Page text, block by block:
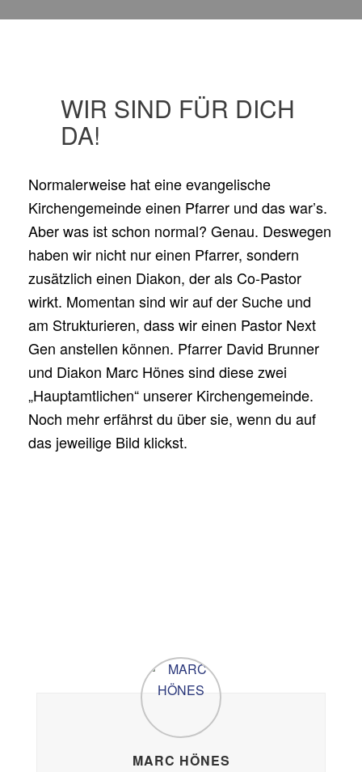
WIR SIND FÜR DICH
DA!
Normalerweise hat eine evangelische
Kirchengemeinde einen Pfarrer und das war’s.
Aber was ist schon normal? Genau. Deswegen
haben wir nicht nur einen Pfarrer, sondern
zusätzlich einen Diakon, der als Co-Pastor
wirkt. Momentan sind wir auf der Suche und
am Strukturieren, dass wir einen Pastor Next
Gen anstellen können. Pfarrer David Brunner
und Diakon Marc Hönes sind diese zwei
„Hauptamtlichen“ unserer Kirchengemeinde.
Noch mehr erfährst du über sie, wenn du auf
das jeweilige Bild klickst.
MARC HÖNES